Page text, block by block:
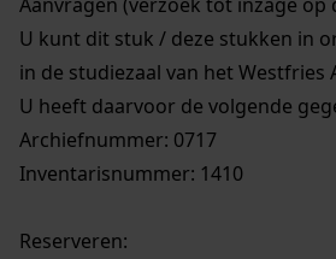
U kunt dit stuk / deze stukken in
in de studiezaal van het Westfries
U heeft daarvoor de volgende
Archiefnummer: 0717
Inventarisnummer: 1410
Reserveren: